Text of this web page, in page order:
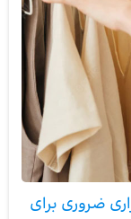
ضروری برای